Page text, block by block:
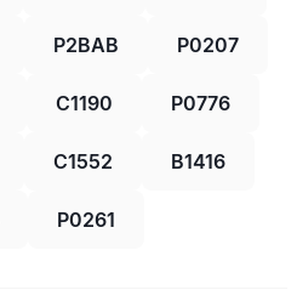
P2BAB P0207
C1190 P0776
C1552 B1416
P0261